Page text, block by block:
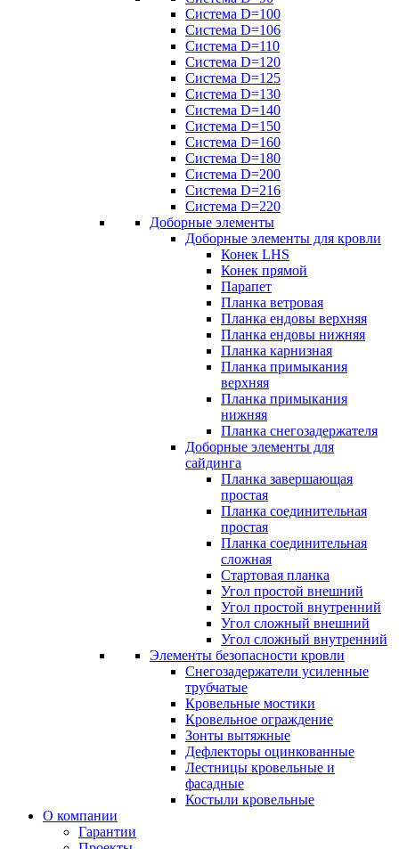
Система D=100
Система D=106
Система D=110
Система D=120
Система D=125
Система D=130
Система D=140
Система D=150
Система D=160
Система D=180
Система D=200
Система D=216
Система D=220
Доборные элементы
Доборные элементы для кровли
Конек LHS
Конек прямой
Парапет
Планка ветровая
Планка ендовы верхняя
Планка ендовы нижняя
Планка карнизная
Планка примыкания
верхняя
Планка примыкания
нижняя
Планка снегозадержателя
Доборные элементы для
сайдинга
Планка завершающая
простая
Планка соединительная
простая
Планка соединительная
сложная
Стартовая планка
Угол простой внешний
Угол простой внутренний
Угол сложный внешний
Угол сложный внутренний
Элементы безопасности кровли
Снегозадержатели усиленные
трубчатые
Кровельные мостики
Кровельное ограждение
Зонты вытяжные
Дефлекторы оцинкованные
Лестницы кровельные и
фасадные
Костыли кровельные
О компании
Гарантии